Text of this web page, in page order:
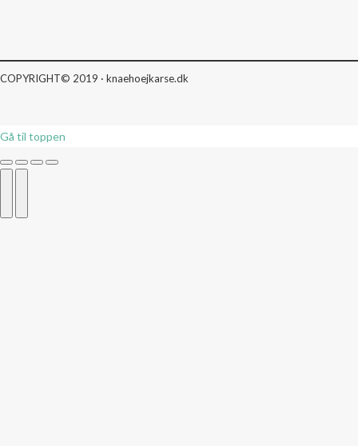
COPYRIGHT© 2019 · knaehoejkarse.dk
Gå til toppen